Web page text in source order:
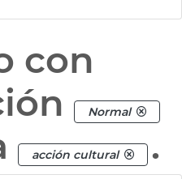
con
Normal
acción cultural .